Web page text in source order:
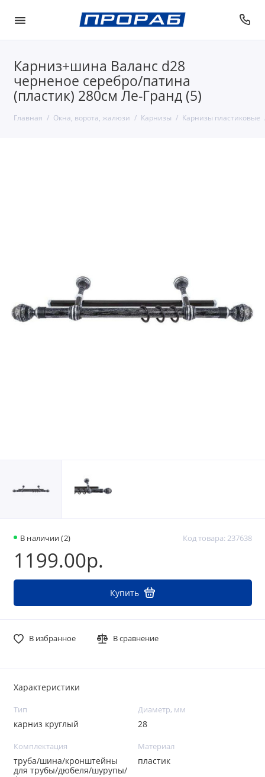
Карниз+шина Валанс d28
черненое серебро/патина
(пластик) 280см Ле-Гранд (5)
Главная Окна, ворота, жалюзи Карнизы Карнизы пластиковые
В наличии (2) Код товара: 237638
1199.00р.
Купить
В избранное В сравнение
Характеристики
Тип
карниз круглый
Диаметр, мм
28
Комплектация
труба/шина/кронштейны
для трубы/дюбеля/шурупы/
Материал
пластик